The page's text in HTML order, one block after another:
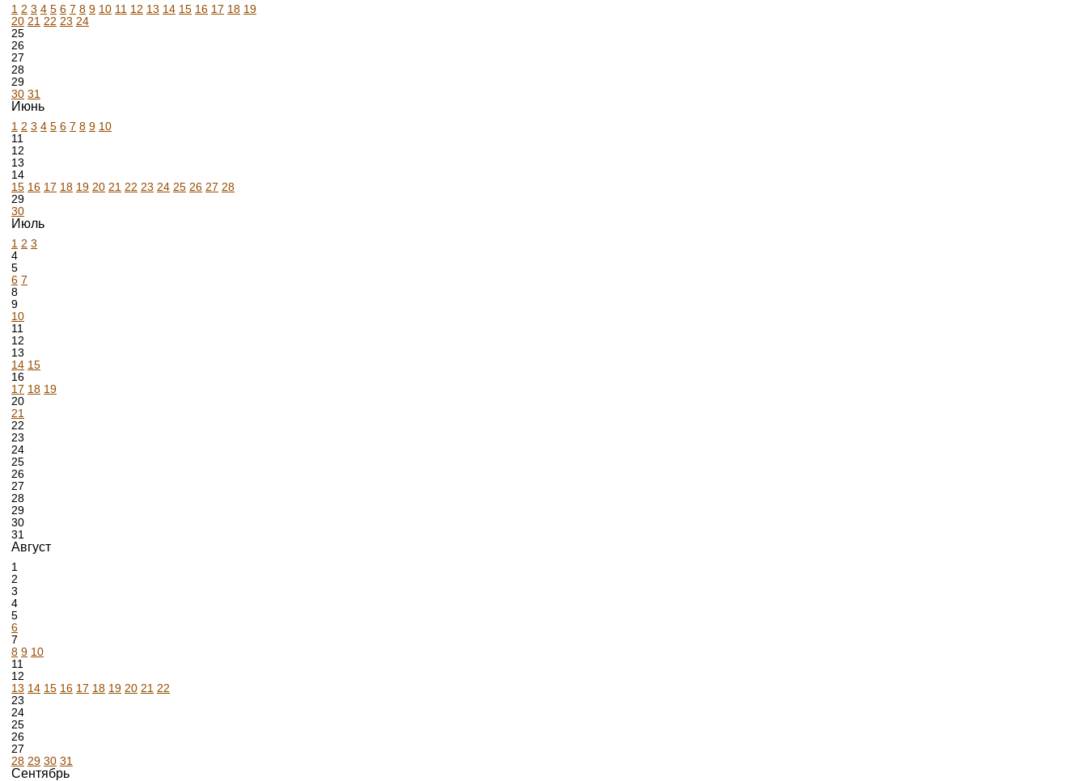
1 2 3 4 5 6 7 8 9 10 11 12 13 14 15 16 17 18 19
20 21 22 23 24
25
26
27
28
29
30 31
Июнь
1 2 3 4 5 6 7 8 9 10
11
12
13
14
15 16 17 18 19 20 21 22 23 24 25 26 27 28
29
30
Июль
1 2 3
4
5
6 7
8
9
10
11
12
13
14 15
16
17 18 19
20
21
22
23
24
25
26
27
28
29
30
31
Август
1
2
3
4
5
6
7
8 9 10
11
12
13 14 15 16 17 18 19 20 21 22
23
24
25
26
27
28 29 30 31
Сентябрь